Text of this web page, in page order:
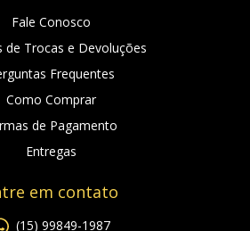
Fale Conosco
de Trocas e Devoluções
Frequentes
Como Comprar
de Pagamento
Entregas
em contato
(15) 99849-1987